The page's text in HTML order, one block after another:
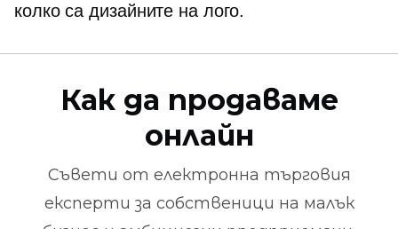
колко са дизайните на лого.
Как да продаваме
онлайн
Съвети от електронна търговия
експерти за собственици на малък